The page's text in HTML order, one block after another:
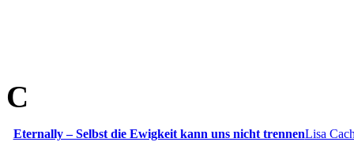
C
Eternally – Selbst die Ewigkeit kann uns nicht trennenLisa